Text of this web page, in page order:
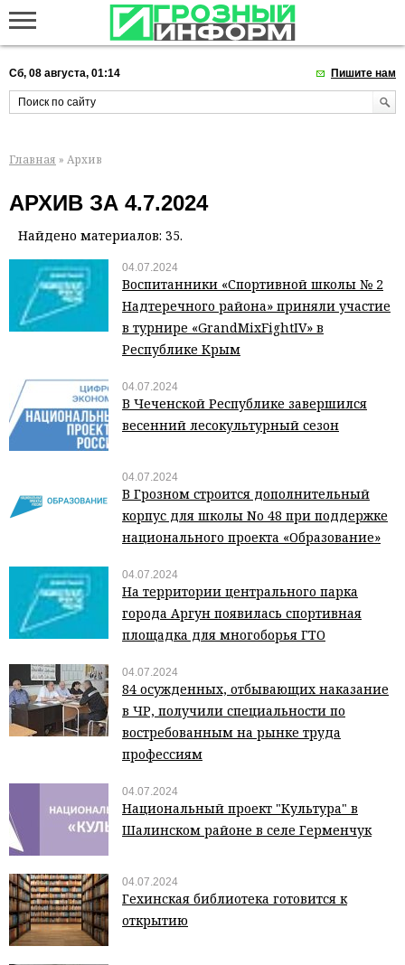
Сб, 08 августа, 01:14 Пишите нам
Главная » Архив
АРХИВ ЗА 4.7.2024
Найдено материалов: 35.
04.07.2024
Воспитанники «Спортивной школы № 2
Надтеречного района» приняли участие
в турнире «GrandMixFightIV» в
Республике Крым
04.07.2024
В Чеченской Республике завершился
весенний лесокультурный сезон
04.07.2024
В Грозном строится дополнительный
корпус для школы No 48 при поддержке
национального проекта «Образование»
04.07.2024
На территории центрального парка
города Аргун появилась спортивная
площадка для многоборья ГТО
04.07.2024
84 осужденных, отбывающих наказание
в ЧР, получили специальности по
востребованным на рынке труда
профессиям
04.07.2024
Национальный проект "Культура" в
Шалинском районе в селе Герменчук
04.07.2024
Гехинская библиотека готовится к
открытию